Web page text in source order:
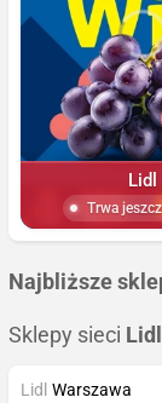
Lidl
Trwa
Najbliższe
Sklepy sieci Lidl
Lidl Warszawa